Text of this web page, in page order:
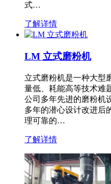
式…
了解详情
LM 立式磨粉机
立式磨粉机是一种大型
量低、耗能高等技术难
公司多年先进的磨粉机
多年的潜心设计改进后
理可靠的…
了解详情